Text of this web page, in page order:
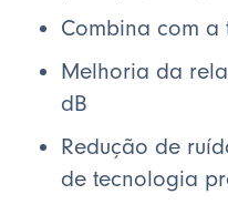
Combina com a
Melhoria da
dB
Redução de
de tecnologia